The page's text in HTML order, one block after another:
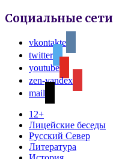
Социальные сети
vkontakte
twitter
youtube
zen-yandex
mail
12+
Лицейские беседы
Русский Север
Литература